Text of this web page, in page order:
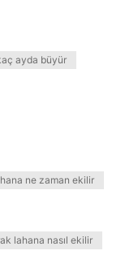
ayda büyür
ne zaman ekilir
lahana nasıl ekilir